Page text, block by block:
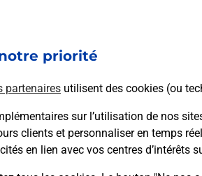
priorité
partenaires utilisent des cookies (ou
sur l’utilisation de nos
clients et personnaliser en temps
en lien avec vos centres d’intérêts
directement depuis un
de livraison ?
votre sécurité au quotidien ?